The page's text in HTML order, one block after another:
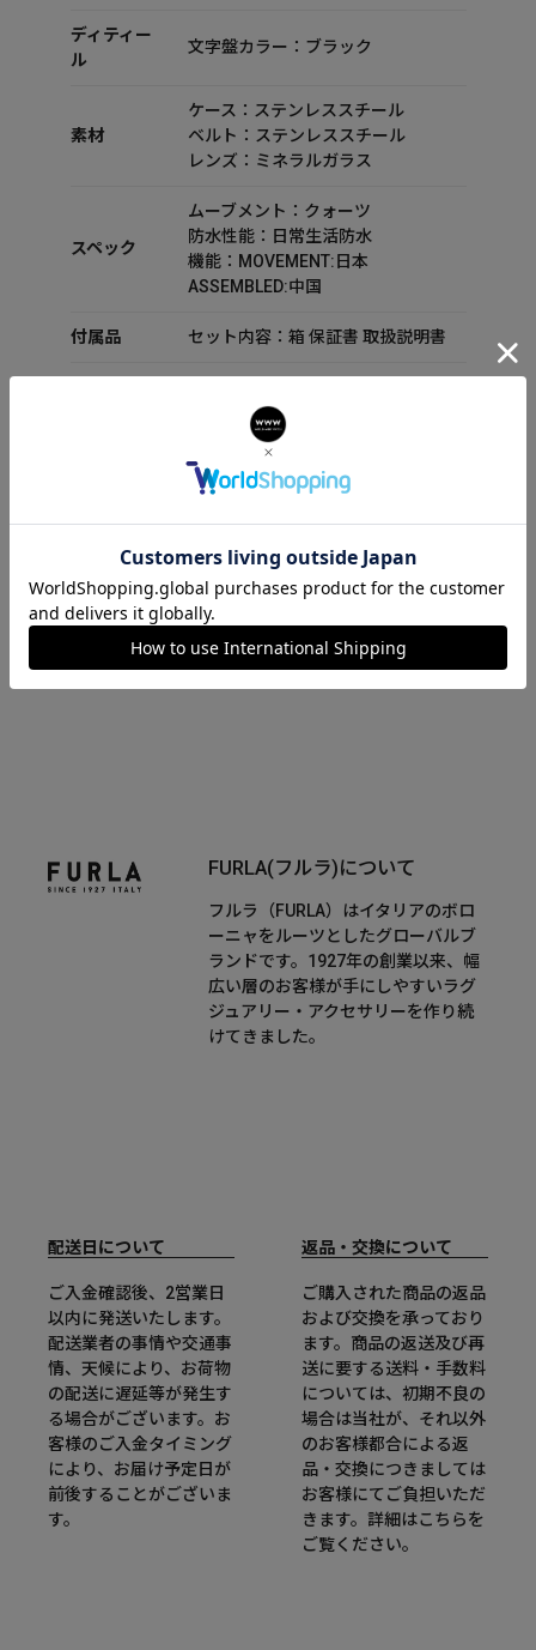
ディティー
ル
文字盤カラー：ブラック
素材
ケース：ステンレススチール
ベルト：ステンレススチール
レンズ：ミネラルガラス
スペック
ムーブメント：クォーツ
防水性能：日常生活防水
機能：MOVEMENT:日本
ASSEMBLED:中国
付属品 セット内容：箱 保証書 取扱説明書
FURLA OOH
FURLA(フルラ)について
フルラ（FURLA）はイタリアのボロ
ーニャをルーツとしたグローバルブ
ランドです。1927年の創業以来、幅
広い層のお客様が手にしやすいラグ
ジュアリー・アクセサリーを作り続
けてきました。
配送日について
ご入金確認後、2営業日
以内に発送いたします。
配送業者の事情や交通事
情、天候により、お荷物
の配送に遅延等が発生す
る場合がございます。お
客様のご入金タイミング
により、お届け予定日が
前後することがございま
す。
返品・交換について
ご購入された商品の返品
および交換を承っており
ます。商品の返送及び再
送に要する送料・手数料
については、初期不良の
場合は当社が、それ以外
のお客様都合による返
品・交換につきましては
お客様にてご負担いただ
きます。詳細はこちらを
ご覧ください。